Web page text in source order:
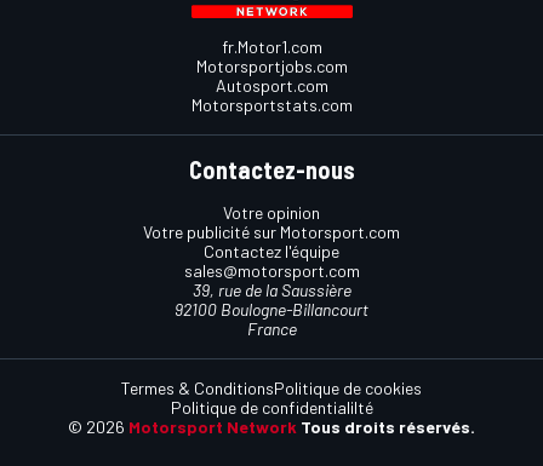
fr.Motor1.com
Motorsportjobs.com
Autosport.com
Motorsportstats.com
Contactez-nous
Votre opinion
Votre publicité sur Motorsport.com
Contactez l'équipe
sales@motorsport.com
39, rue de la Saussière
92100 Boulogne-Billancourt
France
© 2026 Motorsport Network Tous droits réservés.
Termes & ConditionsPolitique de cookies
Politique de confidentialilté